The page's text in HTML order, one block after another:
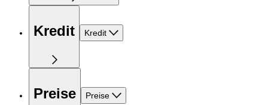
Kredit Kredit
Preise Preise